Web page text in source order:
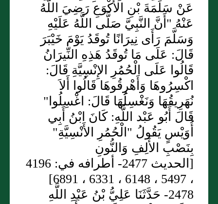
عَنْ سَلَمَةَ بْنِ الأَكْوَعِ رَضِيَ اللَّهُ
عَنْهُ "أَنَّ النَّبِيَّ صَلَّى اللَّهُ عَلَيْهِ
وَسَلَّمَ رَأَى نِيرَانًا تُوقَدُ يَوْمَ خَيْبَرَ
قَالَ: عَلَى مَا تُوقَدُ هَذِهِ النِّيرَانُ
قَالُوا عَلَى الْحُمُرِ الإِنْسِيَّةِ قَالَ:
اكْسِرُوهَا وَأَهْرِقُوهَا قَالُوا أَلاَ
نُهَرِيقُهَا وَنَغْسِلُهَا قَالَ: اغْسِلُوا"
قَالَ أَبُو عَبْد اللَّهِ: كَانَ ابْنُ أَبِي
أُوَيْسٍ يَقُولُ "الْحُمُرِ الأَنْسِيَّةِ"
بِنَصْبِ الأَلِفِ وَالنُّونِ
[الحديث 2477- أطرافه في: 4196
، 5497 ، 6148 ، 6331 ، 6891]
2478- حَدَّثَنَا عَلِيُّ بْنُ عَبْدِ اللَّهِ